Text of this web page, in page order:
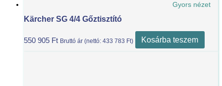
Gyors nézet
Kärcher SG 4/4 Gőztisztító
550 905 Ft Bruttó ár (nettó: 433 783 Ft) Kosárba teszem